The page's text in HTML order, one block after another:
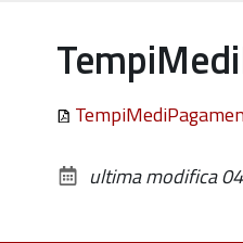
ultima modifica